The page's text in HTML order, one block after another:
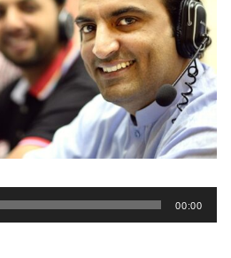
00:00